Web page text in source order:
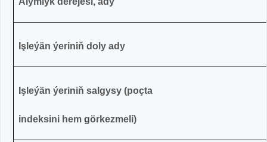
Işleýän ýeriniň doly ady
Işleýän ýeriniň salgysy (poçta
indeksini hem görkezmeli)